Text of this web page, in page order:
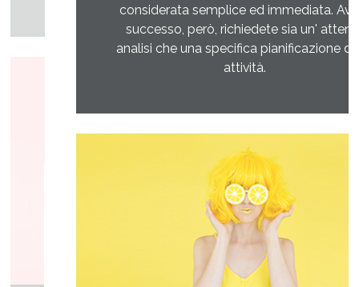
considerata semplice ed immediata. Avere
successo, però, richiedete sia un' attenta
analisi che una specifica pianificazione delle